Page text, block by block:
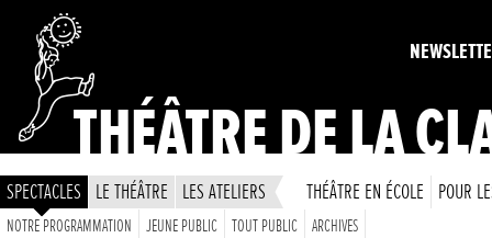
THÉÂTRE DE LA
SPECTACLES
NOTRE PROGRAMMATION JEUNE PUBLIC TOUT PUBLIC ARCHIVES
LE THÉÂTRE LES ATELIERS THÉÂTRE EN ÉCOLE POUR